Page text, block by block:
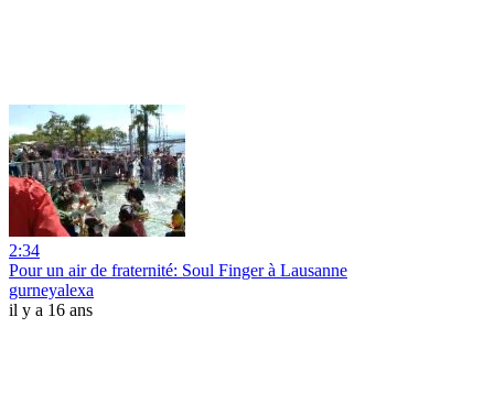
2:34
Pour un air de fraternité: Soul Finger à Lausanne
gurneyalexa
il y a 16 ans